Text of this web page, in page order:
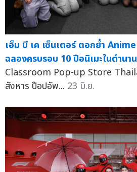
เอ็ม บี เค เซ็นเตอร์ ตอกย้ำ
ฉลองครบรอบ 10 ปีอนิเมะในตำนาน
Classroom Pop-up Store
สังหาร ป๊อปอัพ... 23 มิ.ย.